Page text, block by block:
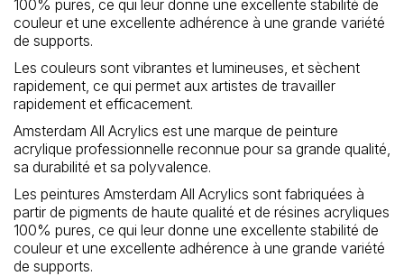
Cartons mousse & plume
Loisirs Créatifs
Coffrets & cadeaux
Encadrement
mail Contact / Aide
100% pures, ce qui leur donne une excellente stabilité de
couleur et une excellente adhérence à une grande variété
de supports.
Les couleurs sont vibrantes et lumineuses, et sèchent
rapidement, ce qui permet aux artistes de travailler
rapidement et efficacement.
Amsterdam All Acrylics est une marque de peinture
acrylique professionnelle reconnue pour sa grande qualité,
sa durabilité et sa polyvalence.
Les peintures Amsterdam All Acrylics sont fabriquées à
partir de pigments de haute qualité et de résines acryliques
100% pures, ce qui leur donne une excellente stabilité de
couleur et une excellente adhérence à une grande variété
de supports.